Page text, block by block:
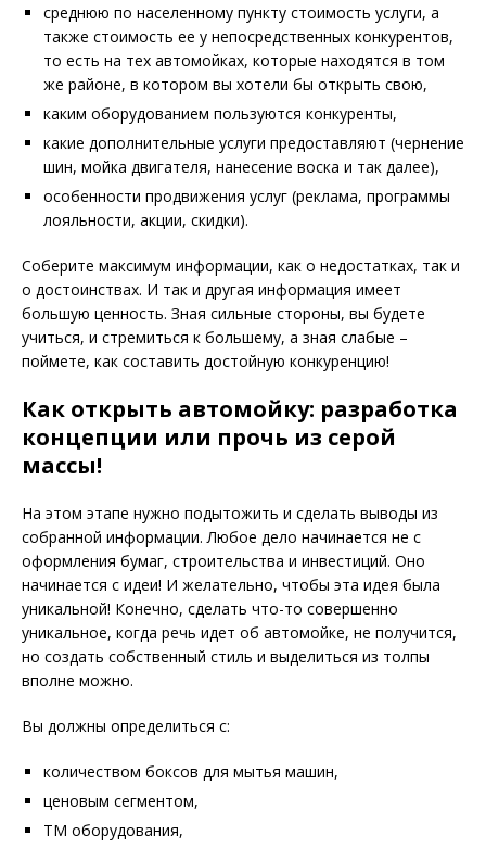
среднюю по населенному пункту стоимость услуги, а
также стоимость ее у непосредственных конкурентов,
то есть на тех автомойках, которые находятся в том
же районе, в котором вы хотели бы открыть свою,
каким оборудованием пользуются конкуренты,
какие дополнительные услуги предоставляют (чернение
шин, мойка двигателя, нанесение воска и так далее),
особенности продвижения услуг (реклама, программы
лояльности, акции, скидки).
Соберите максимум информации, как о недостатках, так и
о достоинствах. И так и другая информация имеет
большую ценность. Зная сильные стороны, вы будете
учиться, и стремиться к большему, а зная слабые –
поймете, как составить достойную конкуренцию!
Как открыть автомойку: разработка
концепции или прочь из серой
массы!
На этом этапе нужно подытожить и сделать выводы из
собранной информации. Любое дело начинается не с
оформления бумаг, строительства и инвестиций. Оно
начинается с идеи! И желательно, чтобы эта идея была
уникальной! Конечно, сделать что-то совершенно
уникальное, когда речь идет об автомойке, не получится,
но создать собственный стиль и выделиться из толпы
вполне можно.
Вы должны определиться с:
количеством боксов для мытья машин,
ценовым сегментом,
ТМ оборудования,